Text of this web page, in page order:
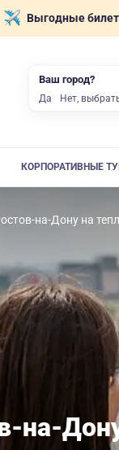
Выгодные
КОРПОРАТИВНЫЕ
на-Дону на
на-
Ваш город?
Да Нет,